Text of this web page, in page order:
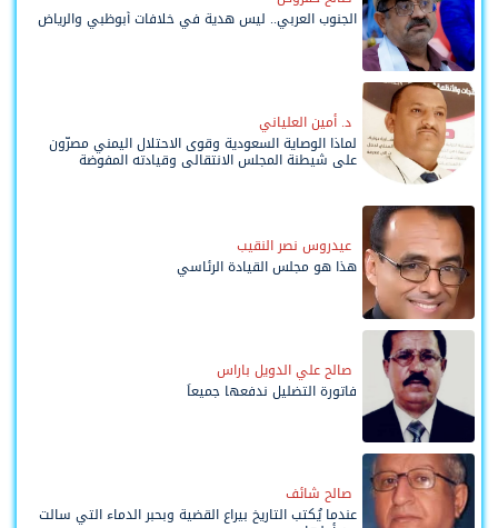
الجنوب العربي.. ليس هدية في خلافات أبوظبي والرياض
د. أمين العلياني
لماذا الوصاية السعودية وقوى الاحتلال اليمني مصرّون
على شيطنة المجلس الانتقالي وقيادته المفوضة
وحواضنه الشعبية؟
عيدروس نصر النقيب
هذا هو مجلس القيادة الرئاسي
صالح علي الدويل باراس
فاتورة التضليل ندفعها جميعاً
صالح شائف
عندما يُكتب التاريخ بيراع القضية وبحبر الدماء التي سالت